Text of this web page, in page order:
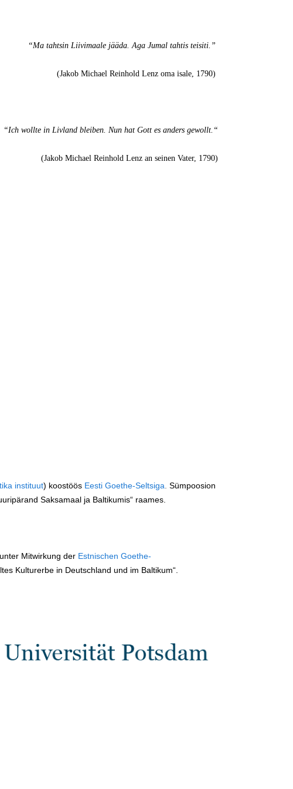
“Ma tahtsin Liivimaale jääda. Aga Jumal tahtis teisiti.”
(Jakob Michael Reinhold Lenz oma isale, 1790)
“Ich wollte in Livland bleiben. Nun hat Gott es anders gewollt.“
(Jakob Michael Reinhold Lenz an seinen Vater, 1790)
instituut) koostöös Eesti Goethe-Seltsiga Sümpoosion
Saksamaal ja Baltikumis“ raames.
Mitwirkung der Estnischen Goethe-
Kulturerbe in Deutschland und im Baltikum“.